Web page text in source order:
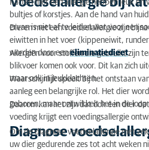
Katten met een allergie hebben jeuk en
bultjes of korstjes. Aan de hand van
ervan is niet af te leiden wat voor een
Dieren met een voedselallergie zijn
eiwitten in het voer (kippeneiwit,
worden door eeneliminatiedieet.
Allergiën voor stoffen die gebruikt zijn
blikvoer komen ook voor. Dit kan zich
maar ook in jeukklachten.
Waarschijnlijk speelt bij het ontstaan
aanleg een belangrijke rol. Het dier
geboren, maar ontwikkelt het in de
Daarom kan het zijn dat ook een dier
voeding krijgt een voedingsallergie
Diagnose
Om de diagnose voedselallergie met
uw dier gedurende zes tot acht weken